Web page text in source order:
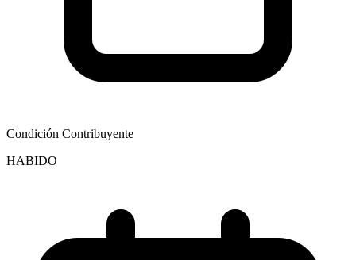
Condición Contribuyente
HABIDO